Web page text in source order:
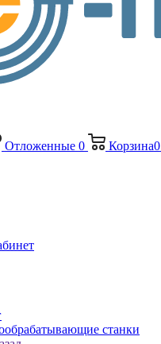
Отложенные 0 Корзина0
станки